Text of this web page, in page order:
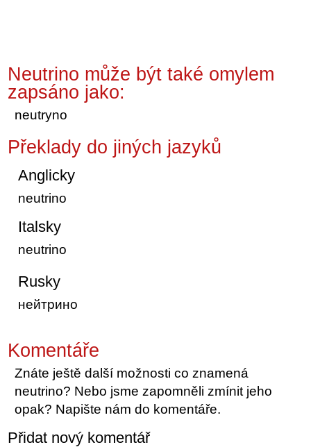
Neutrino může být také omylem
zapsáno jako:
neutryno
Překlady do jiných jazyků
Anglicky
neutrino
Italsky
neutrino
Rusky
нейтрино
Komentáře
Znáte ještě další možnosti co znamená
neutrino? Nebo jsme zapomněli zmínit jeho
opak? Napište nám do komentáře.
Přidat nový komentář